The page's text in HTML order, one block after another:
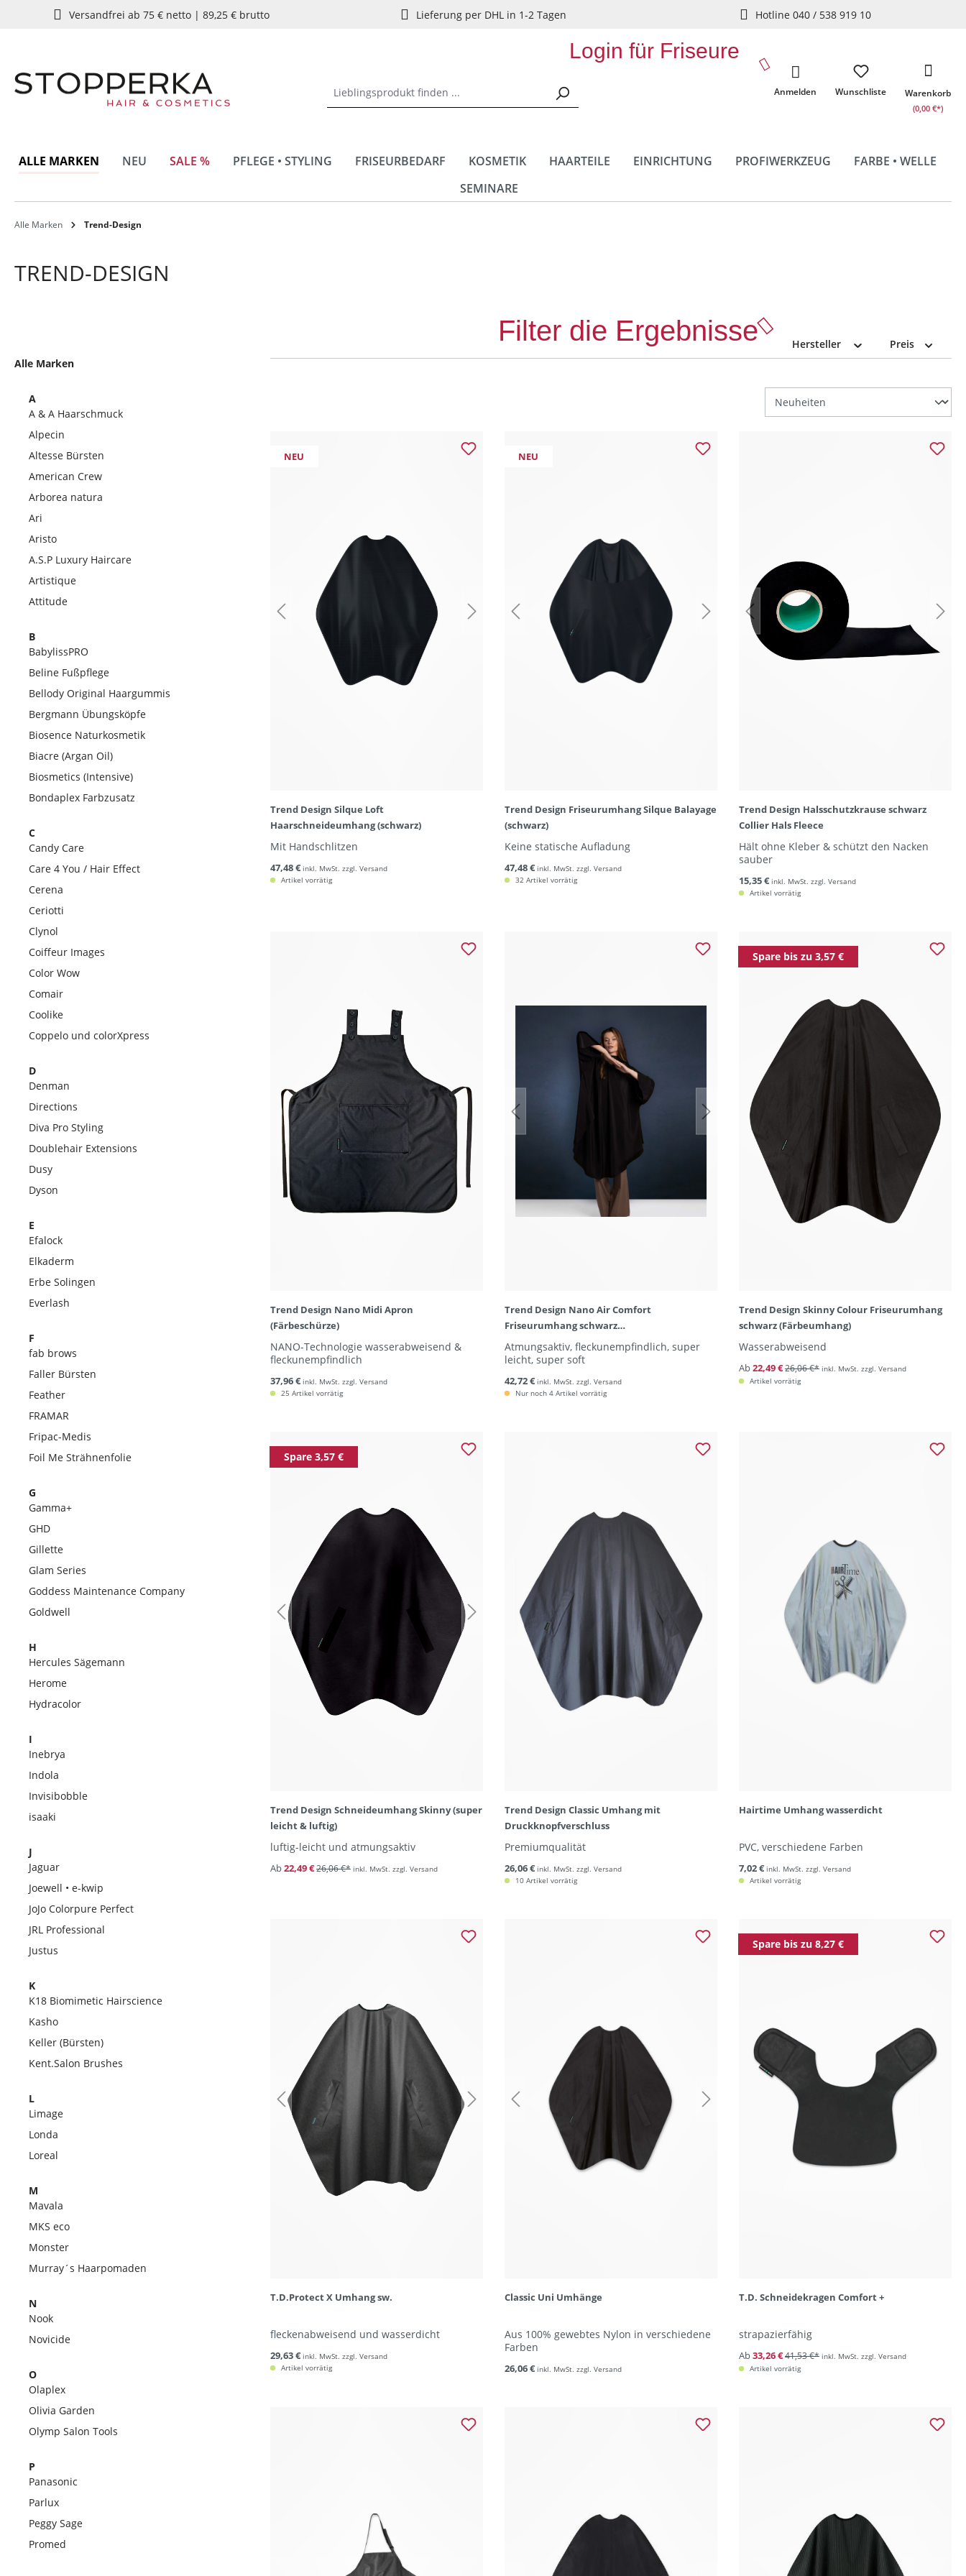
Zur Hauptnavigation springen
Versandfrei ab 75 € netto | 89,25 € brutto Lieferung per DHL in 1-2 Tagen Hotline 040 / 538 919 10
Login für Friseure
Wunschliste
Anmelden Warenkorb
(0,00 €*)
ALLE MARKEN NEU SALE % PFLEGE • STYLING FRISEURBEDARF KOSMETIK HAARTEILE EINRICHTUNG PROFIWERKZEUG
FARBE • WELLE
SEMINARE
Alle Marken Trend-Design
TREND-DESIGN
Alle Marken
A
A & A Haarschmuck
Alpecin
Altesse Bürsten
American Crew
Arborea natura
Ari
Aristo
A.S.P Luxury Haircare
Artistique
Attitude
B
BabylissPRO
Beline Fußpflege
Bellody Original Haargummis
Bergmann Übungsköpfe
Biosence Naturkosmetik
Biacre (Argan Oil)
Biosmetics (Intensive)
Bondaplex Farbzusatz
C
Candy Care
Care 4 You / Hair Effect
Cerena
Ceriotti
Clynol
Coiffeur Images
Color Wow
Comair
Coolike
Coppelo und colorXpress
D
Denman
Directions
Diva Pro Styling
Doublehair Extensions
Dusy
Dyson
E
Efalock
Elkaderm
Erbe Solingen
Everlash
F
fab brows
Faller Bürsten
Feather
FRAMAR
Fripac-Medis
Foil Me Strähnenfolie
G
Gamma+
GHD
Gillette
Glam Series
Goddess Maintenance Company
Goldwell
H
Hercules Sägemann
Herome
Hydracolor
I
Inebrya
Indola
Invisibobble
isaaki
J
Jaguar
Joewell • e-kwip
JoJo Colorpure Perfect
JRL Professional
Justus
K
K18 Biomimetic Hairscience
Kasho
Keller (Bürsten)
Kent.Salon Brushes
L
Limage
Londa
Loreal
M
Mavala
MKS eco
Monster
Murray´s Haarpomaden
N
Nook
Novicide
O
Olaplex
Olivia Garden
Olymp Salon Tools
P
Panasonic
Parlux
Peggy Sage
Promed
Filter die Ergebnisse Hersteller Preis
NEU
Trend Design Silque Loft
Haarschneideumhang (schwarz)
Mit Handschlitzen
47,48 € inkl. MwSt. zzgl. Versand
Artikel vorrätig
NEU
Trend Design Friseurumhang Silque Balayage
(schwarz)
Keine statische Aufladung
47,48 € inkl. MwSt. zzgl. Versand
32 Artikel vorrätig
Trend Design Halsschutzkrause schwarz
Collier Hals Fleece
Hält ohne Kleber & schützt den Nacken
sauber
15,35 € inkl. MwSt. zzgl. Versand
Artikel vorrätig
Trend Design Nano Midi Apron
(Färbeschürze)
NANO-Technologie wasserabweisend &
fleckunempfindlich
37,96 € inkl. MwSt. zzgl. Versand
25 Artikel vorrätig
Trend Design Nano Air Comfort
Friseurumhang schwarz
(Haarschneideumhang mit Ärmeln)
Atmungsaktiv, fleckunempfindlich, super
leicht, super soft
42,72 € inkl. MwSt. zzgl. Versand
Nur noch 4 Artikel vorrätig
Spare bis zu 3,57 €
Trend Design Skinny Colour Friseurumhang
schwarz (Färbeumhang)
Wasserabweisend
Ab22,49 €26,06 €* inkl. MwSt. zzgl. Versand
Artikel vorrätig
Spare 3,57 €
Trend Design Schneideumhang Skinny (super
leicht & luftig)
luftig-leicht und atmungsaktiv
Ab22,49 €26,06 €* inkl. MwSt. zzgl. Versand
Trend Design Classic Umhang mit
Druckknopfverschluss
Premiumqualität
26,06 € inkl. MwSt. zzgl. Versand
10 Artikel vorrätig
Hairtime Umhang wasserdicht
PVC, verschiedene Farben
7,02 € inkl. MwSt. zzgl. Versand
Artikel vorrätig
T.D.Protect X Umhang sw.
fleckenabweisend und wasserdicht
29,63 € inkl. MwSt. zzgl. Versand
Artikel vorrätig
Classic Uni Umhänge
Aus 100% gewebtes Nylon in verschiedene
Farben
26,06 € inkl. MwSt. zzgl. Versand
Spare bis zu 8,27 €
T.D. Schneidekragen Comfort +
strapazierfähig
Ab33,26 €41,53 €* inkl. MwSt. zzgl. Versand
Artikel vorrätig